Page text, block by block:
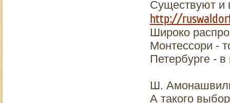
Существуют и
http://
Широко
Монтессори -
Петербурге -
Ш.
А такого